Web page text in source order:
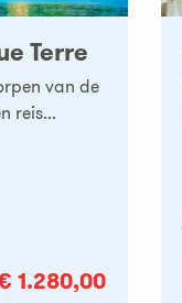
Terre
van de
reis...
1.280,00